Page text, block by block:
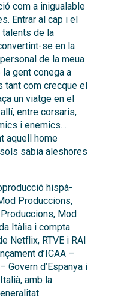
com a inigualable
Entrar al cap i el
talents de la
se en la
de la meua
gent conega a
tant com crecque el
un viatge en el
entre corsaris,
i enemics…
aquell home
sabia aleshores
hispà-
Produccions,
Mod
Itàlia i compta
Netflix, RTVE i RAI
d’ICAA –
Govern d’Espanya i
amb la